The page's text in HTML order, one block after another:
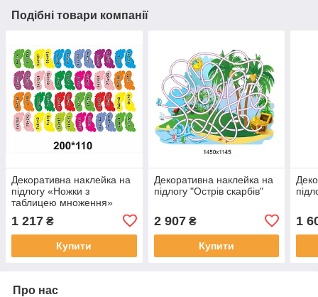
Подібні товари компанії
Декоративна наклейка на
підлогу «Ножки з
таблицею множення»
1 217 ₴
Купити
Декоративна наклейка на
підлогу "Острів скарбів"
2 907₴
Купити
1
Про нас